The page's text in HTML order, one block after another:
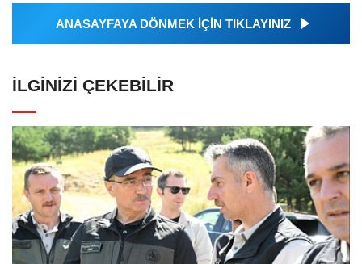
ANASAYFAYA DÖNMEK İÇİN TIKLAYINIZ
İLGINIZI ÇEKEBILIR